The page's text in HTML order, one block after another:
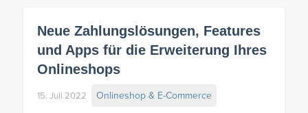
Neue Zahlungslösungen, Features
und Apps für die Erweiterung Ihres
Onlineshops
15. Juli 2022 Onlineshop & E-Commerce